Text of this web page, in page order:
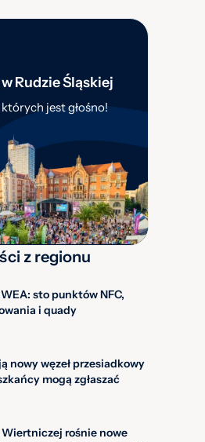
Rudzie Śląskiej
jest głośno!
z regionu
sto punktów NFC,
i quady
nowy węzeł przesiadkowy
mogą zgłaszać
rośnie nowe